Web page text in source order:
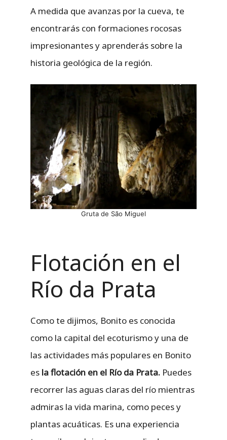
A medida que avanzas por la cueva, te
encontrarás con formaciones rocosas
impresionantes y aprenderás sobre la
historia geológica de la región.
Gruta de São Miguel
Flotación en el
Río da Prata
Como te dijimos, Bonito es conocida
como la capital del ecoturismo y una de
las actividades más populares en Bonito
es la flotación en el Río da Prata. Puedes
recorrer las aguas claras del río mientras
admiras la vida marina, como peces y
plantas acuáticas. Es una experiencia